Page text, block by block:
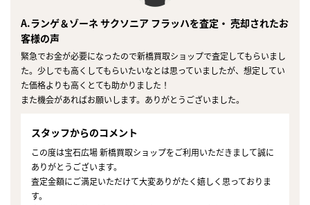
A.ランゲ＆ゾーネ サクソニア フラッハを査定・ 売却されたお
客様の声
緊急でお金が必要になったので新橋買取ショップで査定してもらいまし
た。少しでも高くしてもらいたいなとは思っていましたが、想定してい
た価格よりも高くとても助かりました！
また機会があればお願いします。ありがとうございました。
スタッフからのコメント
この度は宝石広場 新橋買取ショップをご利用いただきまして誠に
ありがとうございます。
査定金額にご満足いただけて大変ありがたく嬉しく思っておりま
す。